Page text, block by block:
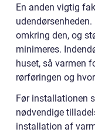
En anden vigtig
omkring den, og
minimeres.
huset, så varmen
rørføringen og
Før installationen
nødvendige
installation af